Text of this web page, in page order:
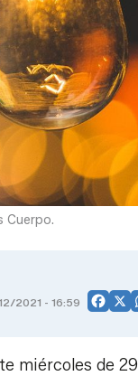
Cuerpo.
2021 - 16:59 X
miércoles de